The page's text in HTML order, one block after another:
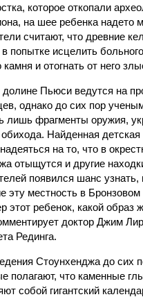
которое откопали
на шее ребенка надето
считают, что древние
попытке исцелить
камня и отогнать от него
долине Пьюси ведутся на
однако до сих пор
лишь фрагменты оружия,
Найденная детская
на то, что в
отыщутся и другие
появился шанс узнать,
эту местность в
этот ребенок, какой образ
доктор Джим
Рединга.
Стоунхенджа до сих
полагают, что каменные
собой гигантский